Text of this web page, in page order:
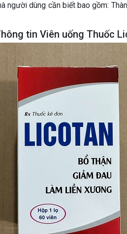
người dùng cần biết bao gồm:
tin Viên uống Thuốc